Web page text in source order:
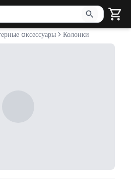
для поиска. Нажмите Enter
aксессуары Колонки